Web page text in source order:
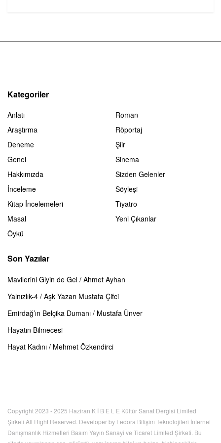
Kategoriler
Anlatı
Araştırma
Deneme
Genel
Hakkımızda
İnceleme
Kitap İncelemeleri
Masal
Öykü
Roman
Röportaj
Şiir
Sinema
Sizden Gelenler
Söyleşi
Tiyatro
Yeni Çıkanlar
Son Yazılar
Mavilerini Giyin de Gel / Ahmet Ayhan
Yalnızlık-4 / Aşk Yazarı Mustafa Çifci
Emirdağ’ın Belçika Dumanı / Mustafa Ünver
Hayatın Bilmecesi
Hayat Kadını / Mehmet Özkendirci
Copyright 2023 - 2025 Haziran K İ B E L E Kültür Sanat Dergisi Limited
Şirketi All Right Reserved. Developer by Fedora Bilişim Teknolojileri İnternet
Danışmanlık Hizmetleri Basım Yayın Sanayi ve Ticaret Limited Şirketi. Bu